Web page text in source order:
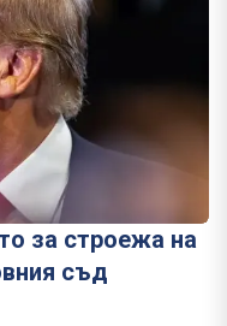
за строежа на
съд